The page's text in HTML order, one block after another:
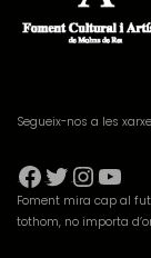
Segueix-nos a les
Facebook
Twitter
Foment mira cap al
tothom, no importa